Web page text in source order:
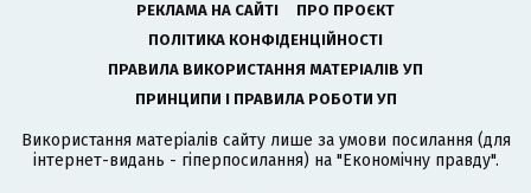
РЕКЛАМА НА САЙТІ
ПРО ПРОЄКТ
ПОЛІТИКА КОНФІДЕНЦІЙНОСТІ
ПРАВИЛА ВИКОРИСТАННЯ МАТЕРІАЛІВ УП
ПРИНЦИПИ І ПРАВИЛА РОБОТИ УП
Використання матеріалів сайту лише за умови посилання (для
інтернет-видань - гіперпосилання) на "Економічну правду".